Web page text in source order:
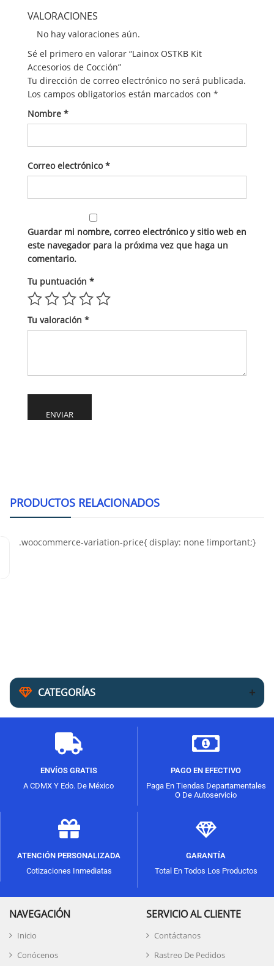
CATEGORÍAS
VALORACIONES
No hay valoraciones aún.
Sé el primero en valorar “Lainox OSTKB Kit
Accesorios de Cocción”
Tu dirección de correo electrónico no será publicada.
Los campos obligatorios están marcados con *
Nombre *
Correo electrónico*
Guardar mi nombre, correo electrónico y sitio web en
este navegador para la próxima vez que haga un
comentario.
Tu puntuación *
Tu valoración *
PRODUCTOS RELACIONADOS
ENVÍOS GRATIS
A CDMX Y Edo. De México
PAGO EN EFECTIVO
Paga En Tiendas Departamentales
O De Autoservicio
ATENCIÓN PERSONALIZADA
Cotizaciones Inmediatas
GARANTÍA
Total En Todos Los Productos
NAVEGACIÓN
Inicio
Conócenos
SERVICIO AL CLIENTE
Contáctanos
Rastreo De Pedidos